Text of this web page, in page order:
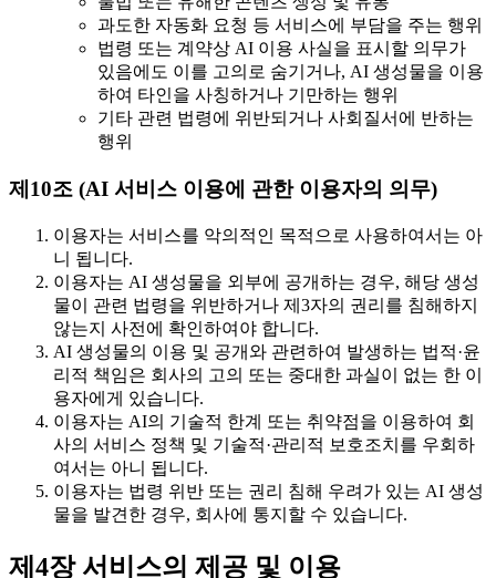
과도한 자동화 요청 등 서비스에 부담을 주는 행위
법령 또는 계약상 AI 이용 사실을 표시할 의무가
있음에도 이를 고의로 숨기거나, AI 생성물을 이용
하여 타인을 사칭하거나 기만하는 행위
기타 관련 법령에 위반되거나 사회질서에 반하는
행위
제10조 (AI 서비스 이용에 관한 이용자의 의무)
이용자는 서비스를 악의적인 목적으로 사용하여서는 아
니 됩니다.
이용자는 AI 생성물을 외부에 공개하는 경우, 해당 생성
물이 관련 법령을 위반하거나 제3자의 권리를 침해하지
않는지 사전에 확인하여야 합니다.
AI 생성물의 이용 및 공개와 관련하여 발생하는 법적·윤
리적 책임은 회사의 고의 또는 중대한 과실이 없는 한 이
용자에게 있습니다.
이용자는 AI의 기술적 한계 또는 취약점을 이용하여 회
사의 서비스 정책 및 기술적·관리적 보호조치를 우회하
여서는 아니 됩니다.
이용자는 법령 위반 또는 권리 침해 우려가 있는 AI 생성
물을 발견한 경우, 회사에 통지할 수 있습니다.
제4장 서비스의 제공 및 이용